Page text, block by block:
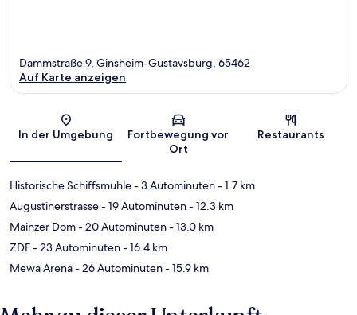
Karte
Dammstraße 9, Ginsheim-Gustavsburg, 65462
Auf Karte anzeigen
In der Umgebung
Fortbewegung vor
Ort
Restaurants
Historische Schiffsmuhle- 3 Autominuten- 1.7 km
Augustinerstrasse- 19 Autominuten- 12.3 km
Mainzer Dom- 20 Autominuten- 13.0 km
ZDF- 23 Autominuten- 16.4 km
Mewa Arena- 26 Autominuten- 15.9 km